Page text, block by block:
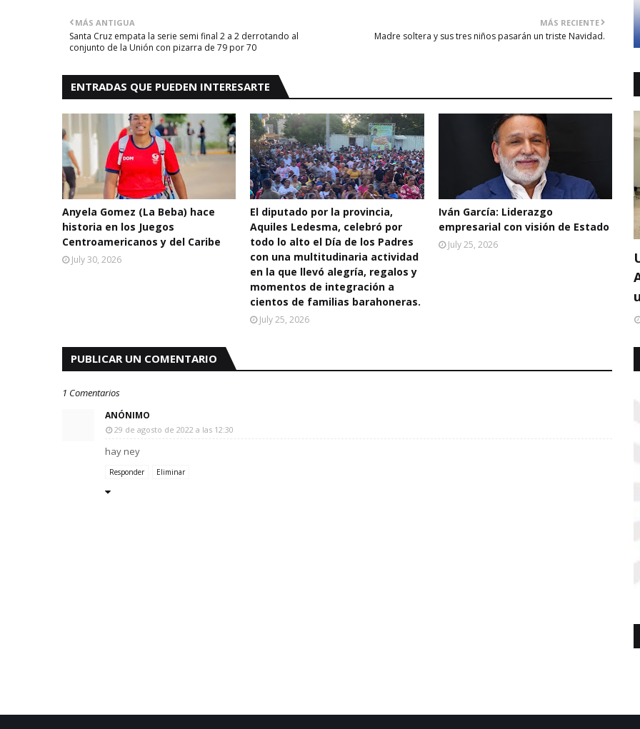
MÁS RECIENTE
Madre soltera y sus tres niños pasarán un triste Navidad.
MÁS ANTIGUA
Santa Cruz empata la serie semi final 2 a 2 derrotando al
conjunto de la Unión con pizarra de 79 por 70
ENTRADAS QUE PUEDEN INTERESARTE
Anyela Gomez (La Beba) hace
historia en los Juegos
Centroamericanos y del Caribe
July 30, 2026
El diputado por la provincia,
Aquiles Ledesma, celebró por
todo lo alto el Día de los Padres
con una multitudinaria actividad
en la que llevó alegría, regalos y
momentos de integración a
cientos de familias barahoneras.
July 25, 2026
Iván García: Liderazgo
empresarial con visión de Estado
July 25, 2026
PUBLICAR UN COMENTARIO
1 Comentarios
ANÓNIMO
29 de agosto de 2022 a las 12:30
hay ney
Responder Eliminar